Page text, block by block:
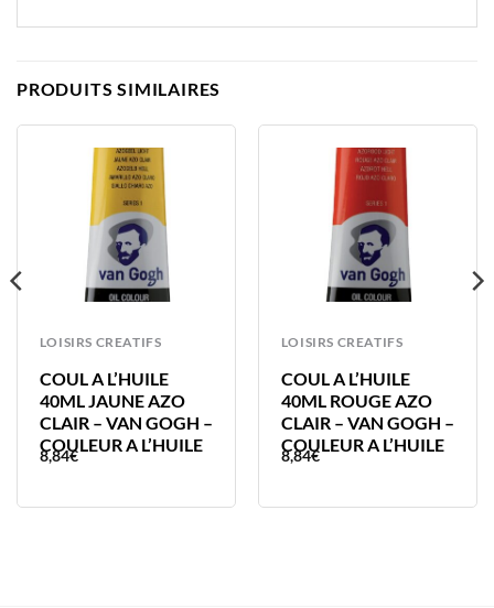
PRODUITS SIMILAIRES
LOISIRS CREATIFS
COUL A L’HUILE
40ML JAUNE AZO
CLAIR – VAN GOGH –
COULEUR A L’HUILE
8,84€
LOISIRS CREATIFS
COUL A L’HUILE
40ML ROUGE AZO
CLAIR – VAN GOGH –
COULEUR A L’HUILE
8,84€